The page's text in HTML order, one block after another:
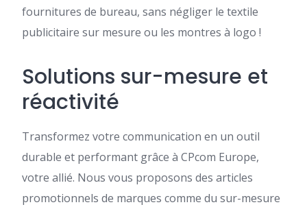
fournitures de bureau, sans négliger le textile
publicitaire sur mesure ou les montres à logo !
Solutions sur-mesure et
réactivité
Transformez votre communication en un outil
durable et performant grâce à CPcom Europe,
votre allié. Nous vous proposons des articles
promotionnels de marques comme du sur-mesure